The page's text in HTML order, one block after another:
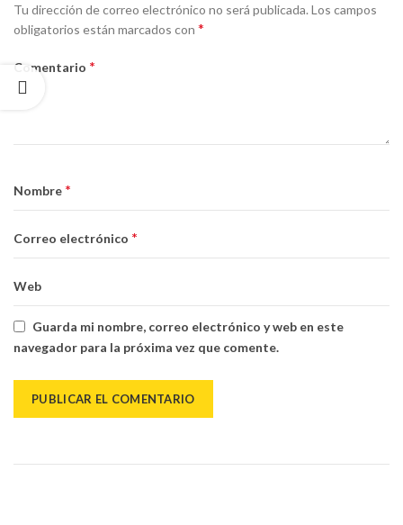
Tu dirección de correo electrónico no será publicada.Los campos
obligatorios están marcados con *
Comentario *
Nombre *
Correo electrónico *
Web
Guarda mi nombre, correo electrónico y web en este
navegador para la próxima vez que comente.